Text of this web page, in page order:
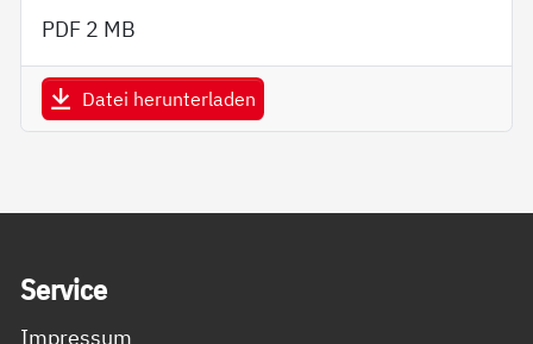
PDF 2 MB
Datei herunterladen
Ser­vice
Impressum